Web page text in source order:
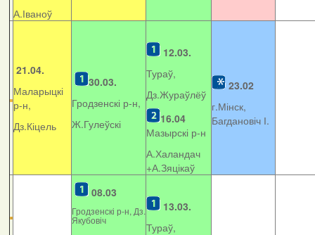
А.Іваноў
21.04.
Маларыцкі
р-н,
Дз.Кіцель
30.03.
Гродзенскі р-н,
Ж.Гулеўскі
12.03.
Тураў,
Дз.Жураўлёў
16.04
Мазырскі р-н
А.Халандач
+А.Зяцікаў
23.02
г.Мінск,
Багдановіч І.
08.03
Гродзенскі р-н, Дз.
Якубовіч
13.03.
Тураў,